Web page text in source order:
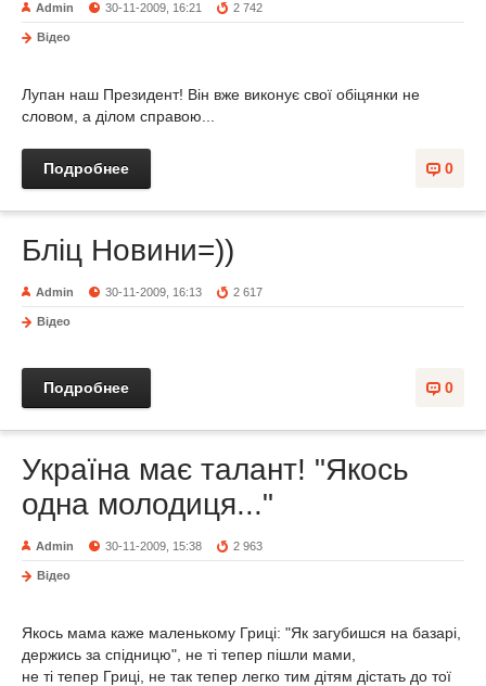
Admin 30-11-2009, 16:21 2 742
Відео
Лупан наш Президент! Він вже виконує свої обіцянки не
словом, а ділом справою...
0
Подробнее
Бліц Новини=))
Admin 30-11-2009, 16:13 2 617
Відео
0
Подробнее
Україна має талант! "Якось
одна молодиця..."
Admin 30-11-2009, 15:38 2 963
Відео
Якось мама каже маленькому Гриці: "Як загубишся на базарі,
держись за спідницю", не ті тепер пішли мами,
не ті тепер Гриці, не так тепер легко тим дітям дістать до тої